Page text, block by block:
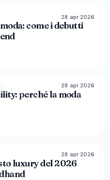
88% 72
28 apr 2026
come i debutti
87% 47
28 apr 2026
perché la moda
89% 49
28 apr 2026
luxury del 2026